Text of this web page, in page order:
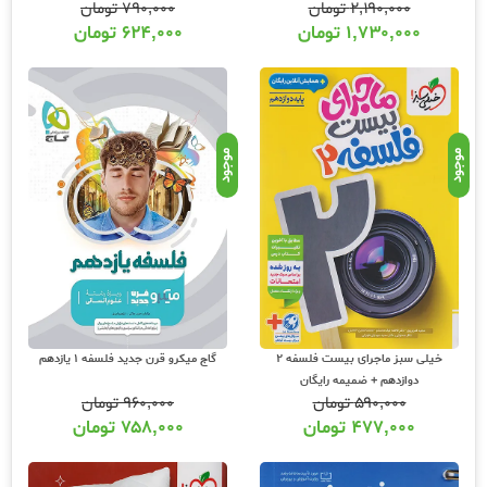
کتابهایی که در زمینه درس فلسفه و منطق منتشر میشود توجه ویژه ای به کتاب درسی منطق
دهم و فلسفه یازدهم و دوازدهم دارند. بعضی از کتابهای این مجموعه به صورت کتابنامه
پنهان مطالب کتاب درسی است. کتابهای دیگر این مجموعه به صورت کتابهای بانک تست
تولید میشود که به صورت درس به درس و ترکیبی تست‌های استانداردی از سوالات سالهای
گذشته کنکور و تالیفی را گردآوری کرده است. دقت کنید که سطح کتاب‌های کمک آموزشی
هندسه متناسب با دانسته های شما متفاوت است. عشق کتاب علاوه بر ارائه تمامی این
کتابها با تخفیف، بررسی و تحلیل کامل محتوای کتاب ها را به شما ارائه میکند تا دانسته تر
خرید کنید! از عناوین مهم درس هندسه میتوان به کتابهای زیر اشاره نمود :
کتابنامه فلسفه و منطق جامع کنکور مهروماه
فلسفه و منطق جامع تست مهروماه
میکرو فیلم فلسفه و منطق جامع کنکور مهروماه
فلسفه و منطق جامع کنکور خیلی سبز
مولفان برگزیده درس فلسفه و منطق :
درس فلسفه و منطق نیاز به بررسی عمیق کتاب درسی دارد و اساتید و مولفان این حوزه برای
تولید کتابی که نیاز شما را به طور کامل برطرف سازد باید تسلط کافی بر مطالب کتاب درسی
داشته باشند. از اساتید به نام این درس در کتابهای کمک آموزشی میتوان به اساتید زیر اشاره
ناشر
همکار
۲,۱۹۰,۰۰۰تومان
۱,۷۳۰,۰۰۰ تومان
۷۹۰,۰۰۰تومان
۶۲۴,۰۰۰ تومان
موجود
خیلی سبز ماجرای بیست فلسفه 2
دوازدهم + ضمیمه رایگان
۵۹۰,۰۰۰تومان
۴۷۷,۰۰۰ تومان
موجود
گاج میکرو قرن جدید فلسفه 1 یازدهم
۹۶۰,۰۰۰تومان
۷۵۸,۰۰۰ تومان